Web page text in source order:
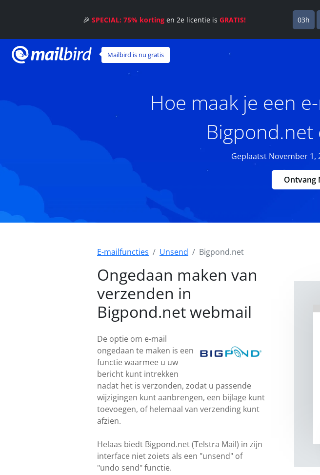
Mailbird is nu gratis
Hoe maak je een
Bigpond.net
Geplaatst November 1,
Ontvang
E-mailfuncties Unsend Bigpond.net
Ongedaan maken van
verzenden in
Bigpond.net webmail
De optie om e-mail
ongedaan te maken is een
functie waarmee u uw
bericht kunt intrekken
nadat het is verzonden, zodat u passende
wijzigingen kunt aanbrengen, een bijlage kunt
toevoegen, of helemaal van verzending kunt
afzien.
Helaas biedt Bigpond.net (Telstra Mail) in zijn
interface niet zoiets als een "unsend" of
"undo send" functie.
🎉SPECIAL: 75% korting en 2e licentie isGRATIS! 03h